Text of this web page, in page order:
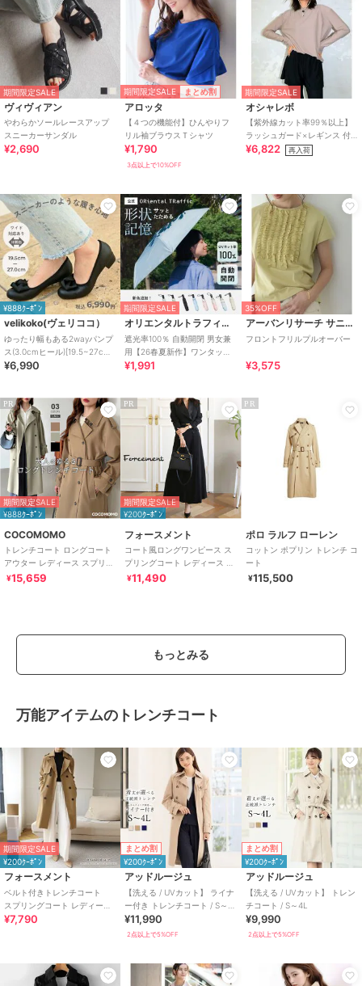
期間限定SALE
ヴィヴィアン
やわらかソールレースアップ
スニーカーサンダル
¥2,690
期間限定SALE まとめ割
アロッタ
【４つの機能付】ひんやりフ
リル袖ブラウスＴシャツ
¥1,790
3点以上で10%OFF
期間限定SALE
オシャレボ
【紫外線カット率99％以上】
ラッシュガード×レギンス 付
き タンキニ
¥6,822 再入荷
¥888ｸｰﾎﾟﾝ
velikoko(ヴェリココ）
ゆったり幅もある2wayパンプ
ス(3.0cmヒール)[19.5~27cm]
ラクチンきれいシューズ
¥6,990
期間限定SALE
オリエンタルトラフィック
遮光率100％ 自動開閉 男女兼
用【26春夏新作】ワンタッチ
晴雨兼用 折りたたみ傘 /G-
¥1,991
35%OFF
アーバンリサーチ サニーレーベル
フロントフリルプルオーバー
¥3,575
PR
期間限定SALE
¥888ｸｰﾎﾟﾝ
COCOMOMO
トレンチコート ロングコート
アウター レディース スプリン
グコート ロング丈 ライトアウ
¥15,659
PR
期間限定SALE
¥200ｸｰﾎﾟﾝ
フォースメント
コート風ロングワンピース ス
プリングコート レディース 夏
セレモニー 結婚式 卒業式 フォ
¥11,490
PR
ポロ ラルフ ローレン
コットン ポプリン トレンチ コ
ート
¥115,500
もっとみる
万能アイテムのトレンチコート
期間限定SALE
¥200ｸｰﾎﾟﾝ
フォースメント
ベルト付きトレンチコート
スプリングコート レディース
夏
¥7,790
まとめ割
¥200ｸｰﾎﾟﾝ
アッドルージュ
【洗える / UVカット】 ライナ
ー付き トレンチコート / S～
4L
¥11,990
2点以上で5%OFF
まとめ割
¥200ｸｰﾎﾟﾝ
アッドルージュ
【洗える / UVカット】 トレン
チコート / S～4L
¥9,990
2点以上で5%OFF